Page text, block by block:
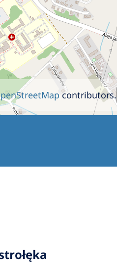
contributors.